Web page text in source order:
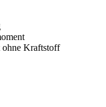
Kraftstoff